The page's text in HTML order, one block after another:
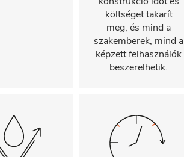
költséget takarít
meg, és mind a
szakemberek, mind a
képzett felhasználók
beszerelhetik.